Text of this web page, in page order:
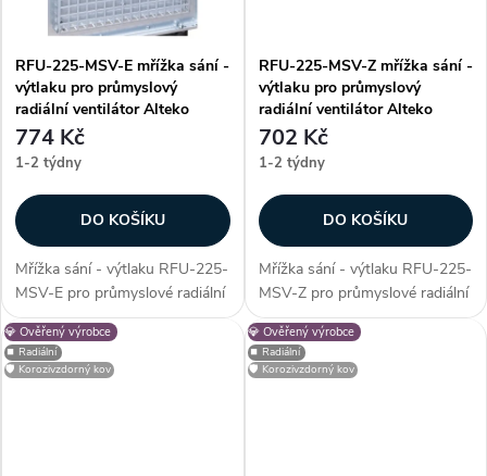
ů
RFU-225-MSV-E mřížka sání -
výtlaku pro průmyslový
radiální ventilátor Alteko
774 Kč
1-2 týdny
DO KOŠÍKU
Mřížka sání - výtlaku RFU-225-
MSV-E pro průmyslové radiální
ventilátory řady RFU - 225.
Mřížka slouží jako ochranný
prvek, který zabrání vniknutí
RFU-225-MSV-Z mřížka sání -
výtlaku pro průmyslový
radiální ventilátor Alteko
702 Kč
1-2 týdny
DO KOŠÍKU
Mřížka sání - výtlaku RFU-225-
MSV-Z pro průmyslové radiální
ventilátory řady RFU - 225.
Mřížka slouží jako ochranný
prvek, který zabrání vniknutí
💎 Ověřený výrobce
⏹️ Radiální
🛡️ Korozivzdorný kov
💎 Ověřený výrobce
⏹️ Radiální
🛡️ Korozivzdorný kov